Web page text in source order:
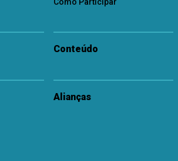
Conteúdo
Alianças